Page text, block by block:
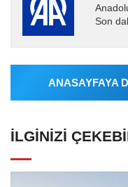
Son
Ajansı
ANASAYFAYA
İLGINIZI